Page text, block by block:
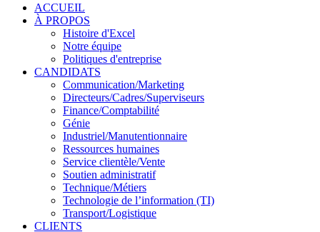
ACCUEIL
À PROPOS
Histoire d'Excel
Notre équipe
Politiques d'entreprise
CANDIDATS
Communication/Marketing
Directeurs/Cadres/Superviseurs
Finance/Comptabilité
Génie
Industriel/Manutentionnaire
Ressources humaines
Service clientèle/Vente
Soutien administratif
Technique/Métiers
Technologie de l’information (TI)
Transport/Logistique
CLIENTS